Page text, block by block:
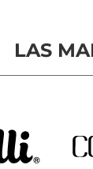
LAS